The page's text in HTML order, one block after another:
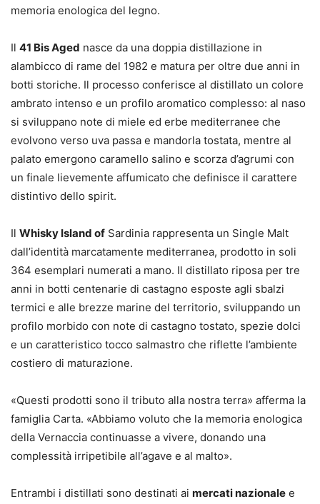
memoria enologica del legno.
Il 41 Bis Aged nasce da una doppia distillazione in
alambicco di rame del 1982 e matura per oltre due anni in
botti storiche. Il processo conferisce al distillato un colore
ambrato intenso e un profilo aromatico complesso: al naso
si sviluppano note di miele ed erbe mediterranee che
evolvono verso uva passa e mandorla tostata, mentre al
palato emergono caramello salino e scorza d’agrumi con
un finale lievemente affumicato che definisce il carattere
distintivo dello spirit.
Il Whisky Island of Sardinia rappresenta un Single Malt
dall’identità marcatamente mediterranea, prodotto in soli
364 esemplari numerati a mano. Il distillato riposa per tre
anni in botti centenarie di castagno esposte agli sbalzi
termici e alle brezze marine del territorio, sviluppando un
profilo morbido con note di castagno tostato, spezie dolci
e un caratteristico tocco salmastro che riflette l’ambiente
costiero di maturazione.
«Questi prodotti sono il tributo alla nostra terra» afferma la
famiglia Carta. «Abbiamo voluto che la memoria enologica
della Vernaccia continuasse a vivere, donando una
complessità irripetibile all’agave e al malto».
Entrambi i distillati sono destinati ai mercati nazionale e